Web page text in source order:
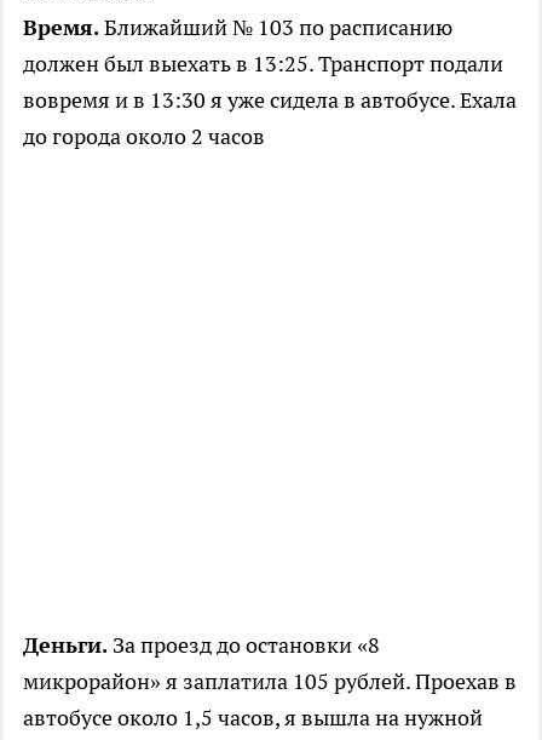
Время.Ближайший № 103 по расписанию
должен был выехать в 13:25. Транспорт подали
вовремя и в 13:30 я уже сидела в автобусе. Ехала
до города около 2 часов
Деньги. За проезд до остановки «8
микрорайон» я заплатила 105 рублей. Проехав в
автобусе около 1,5 часов, я вышла на нужной